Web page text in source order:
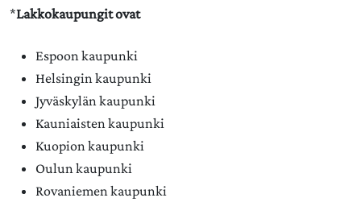
*Lakkokaupungit ovat
Espoon kaupunki
Helsingin kaupunki
Jyväskylän kaupunki
Kauniaisten kaupunki
Kuopion kaupunki
Oulun kaupunki
Rovaniemen kaupunki